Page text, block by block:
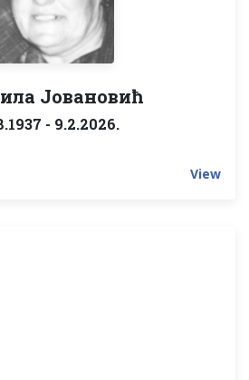
Јовановић
- 9.2.2026.
View